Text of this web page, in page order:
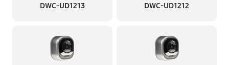
DWC-UD1213 DWC-UD1212